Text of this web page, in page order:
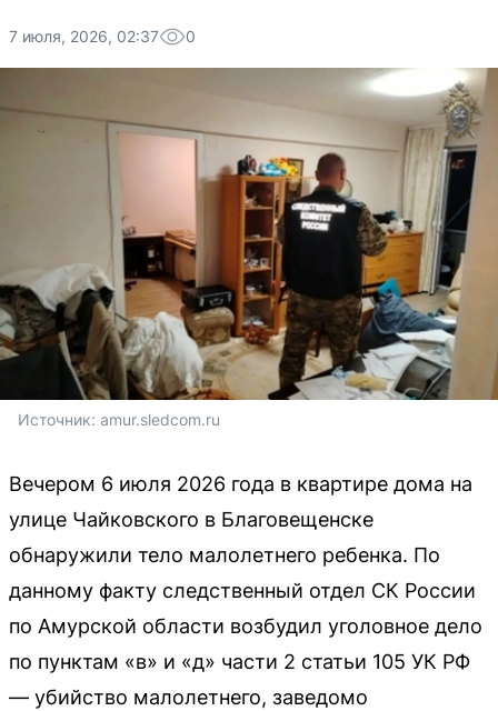
7 июля, 2026, 02:37 0
Источник: amur.sledcom.ru
Вечером 6 июля 2026 года в квартире дома на
улице Чайковского в Благовещенске
обнаружили тело малолетнего ребенка. По
данному факту следственный отдел СК России
по Амурской области возбудил уголовное дело
по пунктам «в» и «д» части 2 статьи 105 УК РФ
— убийство малолетнего, заведомо